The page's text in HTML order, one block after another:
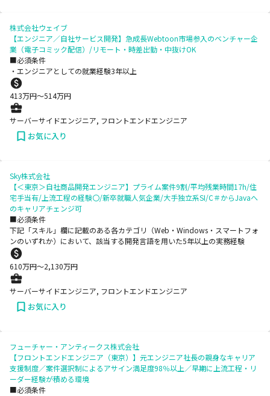
株式会社ウェイブ
【エンジニア／自社サービス開発】急成長Webtoon市場参入のベンチャー企
業（電子コミック配信）/リモート・時差出勤・中抜けOK
■必須条件
・エンジニアとしての就業経験3年以上
413万円〜514万円
サーバーサイドエンジニア, フロントエンドエンジニア
お気に入り
Sky株式会社
【＜東京＞自社商品開発エンジニア】プライム案件9割/平均残業時間17h/住
宅手当有/上流工程の経験〇/新卒就職人気企業/大手独立系SI/C＃からJavaへ
のキャリアチェンジ可
■必須条件
下記「スキル」欄に記載のある各カテゴリ（Web・Windows・スマートフォ
ンのいずれか）において、該当する開発言語を用いた5年以上の実務経験
610万円〜2,130万円
サーバーサイドエンジニア, フロントエンドエンジニア
お気に入り
フューチャー・アンティークス株式会社
【フロントエンドエンジニア（東京）】元エンジニア社長の親身なキャリア
支援制度／案件選択制によるアサイン満足度98％以上／早期に上流工程・リ
ーダー経験が積める環境
■必須条件